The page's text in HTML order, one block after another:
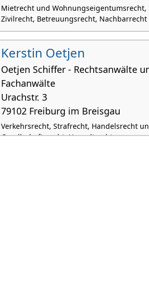
Mietrecht und Wohnungseigentumsrecht,
Zivilrecht, Betreuungsrecht, Nachbarrecht
Kerstin Oetjen
Oetjen Schiffer - Rechtsanwälte
Fachanwälte
Urachstr. 3
79102 Freiburg im Breisgau
Verkehrsrecht, Strafrecht, Handelsrecht
Gesellschaftsrecht, Umweltrecht